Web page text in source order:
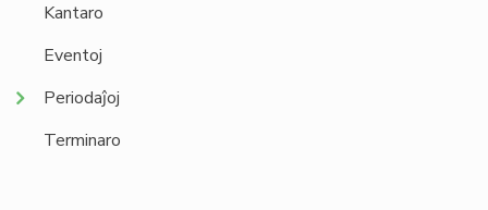
Kantaro
Eventoj
Periodaĵoj
Terminaro